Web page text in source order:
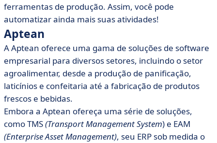
ferramentas de produção. Assim, você pode
automatizar ainda mais suas atividades!
Aptean
A Aptean oferece uma gama de soluções de software
empresarial para diversos setores, incluindo o setor
agroalimentar, desde a produção de panificação,
laticínios e confeitaria até a fabricação de produtos
frescos e bebidas.
Embora a Aptean ofereça uma série de soluções,
como TMS(Transport Management System) e EAM
(Enterprise Asset Management), seu ERP sob medida o